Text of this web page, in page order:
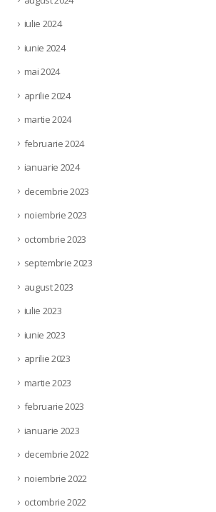
iulie 2024
iunie 2024
mai 2024
aprilie 2024
martie 2024
februarie 2024
ianuarie 2024
decembrie 2023
noiembrie 2023
octombrie 2023
septembrie 2023
august 2023
iulie 2023
iunie 2023
aprilie 2023
martie 2023
februarie 2023
ianuarie 2023
decembrie 2022
noiembrie 2022
octombrie 2022